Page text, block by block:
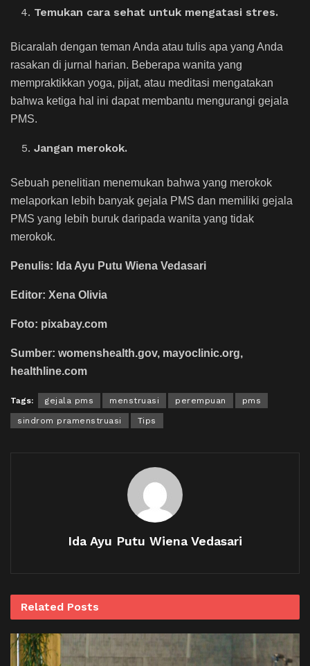
Temukan cara sehat untuk mengatasi stres.
Bicaralah dengan teman Anda atau tulis apa yang Anda
rasakan di jurnal harian. Beberapa wanita yang
mempraktikkan yoga, pijat, atau meditasi mengatakan
bahwa ketiga hal ini dapat membantu mengurangi gejala
PMS.
Jangan merokok.
Sebuah penelitian menemukan bahwa yang merokok
melaporkan lebih banyak gejala PMS dan memiliki gejala
PMS yang lebih buruk daripada wanita yang tidak
merokok.
Penulis: Ida Ayu Putu Wiena Vedasari
Editor: Xena Olivia
Foto: pixabay.com
Sumber: womenshealth.gov, mayoclinic.org,
healthline.com
Tags: gejala pms menstruasi perempuan pms
sindrom pramenstruasi Tips
Ida Ayu Putu Wiena Vedasari
Related Posts